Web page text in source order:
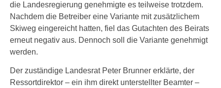
die Landesregierung genehmigte es teilweise trotzdem.
Nachdem die Betreiber eine Variante mit zusätzlichem
Skiweg eingereicht hatten, fiel das Gutachten des Beirats
erneut negativ aus. Dennoch soll die Variante genehmigt
werden.
Der zuständige Landesrat Peter Brunner erklärte, der
Ressortdirektor – ein ihm direkt unterstellter Beamter –